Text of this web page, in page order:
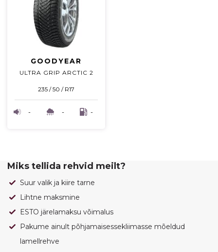
GOODYEAR
ULTRA GRIP ARCTIC 2
235 / 50 / R17
- - -
Miks tellida rehvid meilt?
Suur valik ja kiire tarne
Lihtne maksmine
ESTO järelamaksu võimalus
Pakume ainult põhjamaisessekliimasse mõeldud
lamellrehve